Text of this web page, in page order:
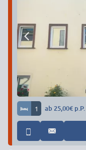
1 ab 25,00€ p.P.